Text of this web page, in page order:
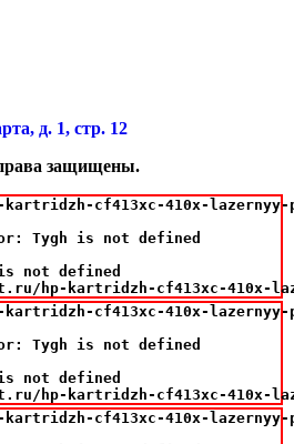
д. 1, стр. 12
защищены.
cf413xc-410x-lazernyy-
Tygh is not defined
not defined
hp-kartridzh-cf413xc-410x-
cf413xc-410x-lazernyy-
Tygh is not defined
not defined
hp-kartridzh-cf413xc-410x-
cf413xc-410x-lazernyy-